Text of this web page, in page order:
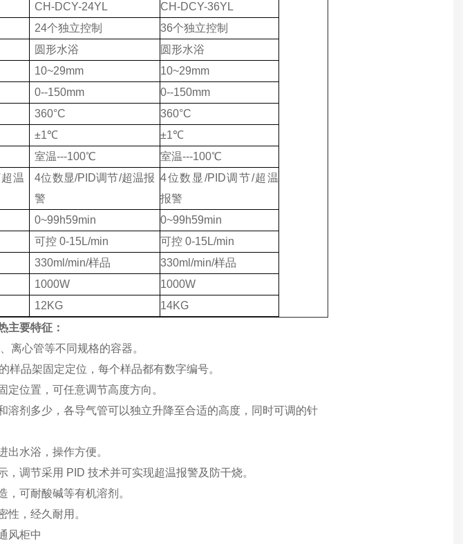
CH-DCY-24YL
CH-DCY-36YL
24个独立控制
36个独立控制
圆形水浴
圆形水浴
10~29mm
10~29mm
0--150mm
0--150mm
360°C
360°C
±1℃
±1℃
室温---100℃ 室温---100℃
温
4位数显/PID调节/超温报
警
4位数显/PID调节/超温
报警
0~99h59min
0~99h59min
可控 0-15L/min
可控 0-15L/min
330ml/min/样品
330ml/min/样品
1000W
1000W
12KG
14KG
主要特征：
离心管等不同规格的容器。
样品架固定定位，每个样品都有数字编号。
位置，可任意调节高度方向。
溶剂多少，各导气管可以独立升降至合适的高度，同时可调的针
出水浴，操作方便。
调节采用 PID 技术并可实现超温报警及防干烧。
，可耐酸碱等有机溶剂。
性，经久耐用。
风柜中